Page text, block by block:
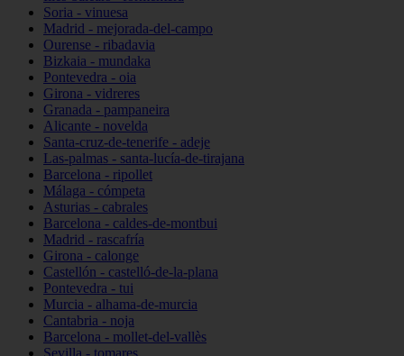
Soria - vinuesa
Madrid - mejorada-del-campo
Ourense - ribadavia
Bizkaia - mundaka
Pontevedra - oia
Girona - vidreres
Granada - pampaneira
Alicante - novelda
Santa-cruz-de-tenerife - adeje
Las-palmas - santa-lucía-de-tirajana
Barcelona - ripollet
Málaga - cómpeta
Asturias - cabrales
Barcelona - caldes-de-montbui
Madrid - rascafría
Girona - calonge
Castellón - castelló-de-la-plana
Pontevedra - tui
Murcia - alhama-de-murcia
Cantabria - noja
Barcelona - mollet-del-vallès
Sevilla - tomares